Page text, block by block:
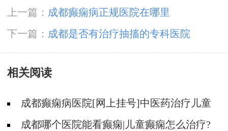
上一篇： 成都癫痫病正规医院在哪里
下一篇： 成都是否有治疗抽搐的专科医院
相关阅读
成都癫痫病医院[网上挂号]中医药治疗儿童
癫痫的费用是多少?
成都哪个医院能看癫痫|儿童癫痫怎么治疗?